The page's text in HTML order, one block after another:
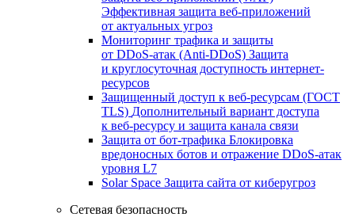
Эффективная защита веб-приложений
от актуальных угроз
Мониторинг трафика и защиты
от DDoS‑атак (Anti‑DDoS) Защита
и круглосуточная доступность интернет-
ресурсов
Защищенный доступ к веб-ресурсам (ГОСТ
TLS) Дополнительный вариант доступа
к веб‑ресурсу и защита канала связи
Защита от бот‑трафика Блокировка
вредоносных ботов и отражение DDoS‑атак
уровня L7
Solar Space Защита сайта от киберугроз
Сетевая безопасность